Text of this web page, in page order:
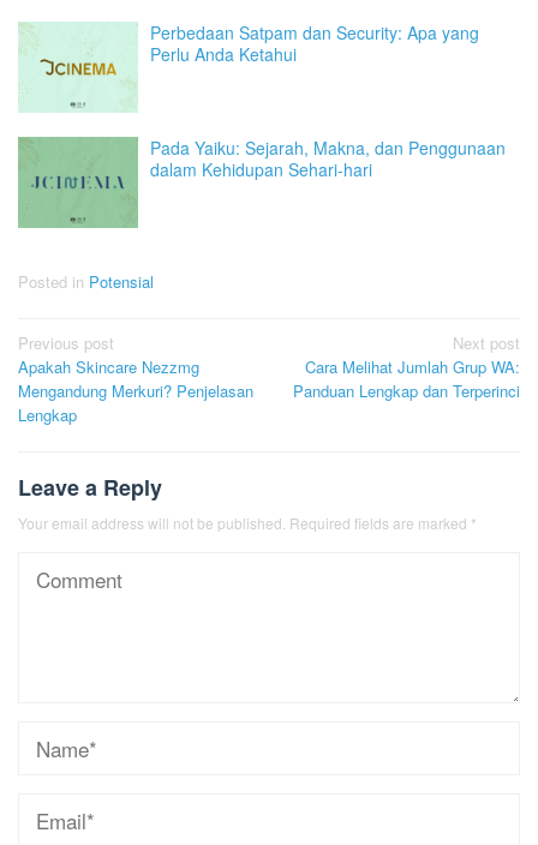
Perbedaan Satpam dan Security: Apa yang
Perlu Anda Ketahui
Pada Yaiku: Sejarah, Makna, dan Penggunaan
dalam Kehidupan Sehari-hari
Posted in Potensial
Post
navigation
Previous post
Apakah Skincare Nezzmg
Mengandung Merkuri? Penjelasan
Lengkap
Next post
Cara Melihat Jumlah Grup WA:
Panduan Lengkap dan Terperinci
Leave a Reply
Your email address will not be published. Required fields are marked *